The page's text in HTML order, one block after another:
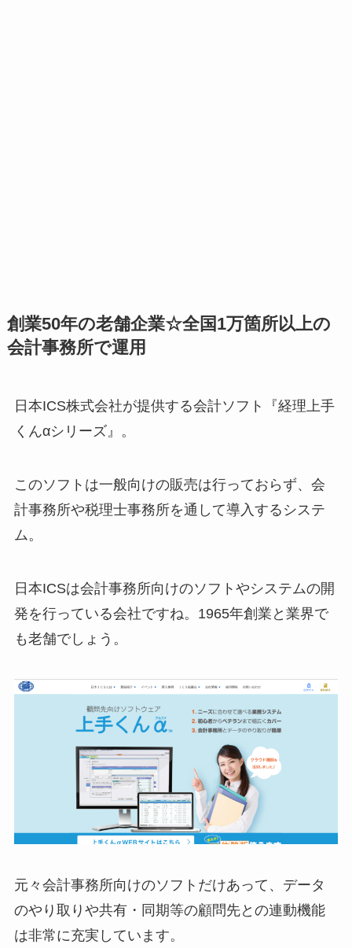
創業50年の老舗企業☆全国1万箇所以上の
会計事務所で運用
日本ICS株式会社が提供する会計ソフト『経理上手
くんαシリーズ』。
このソフトは一般向けの販売は行っておらず、会
計事務所や税理士事務所を通して導入するシステ
ム。
日本ICSは会計事務所向けのソフトやシステムの開
発を行っている会社ですね。1965年創業と業界で
も老舗でしょう。
元々会計事務所向けのソフトだけあって、データ
のやり取りや共有・同期等の顧問先との連動機能
は非常に充実しています。